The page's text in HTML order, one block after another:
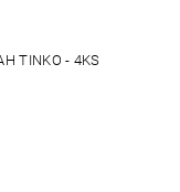
TINKO - 4KS